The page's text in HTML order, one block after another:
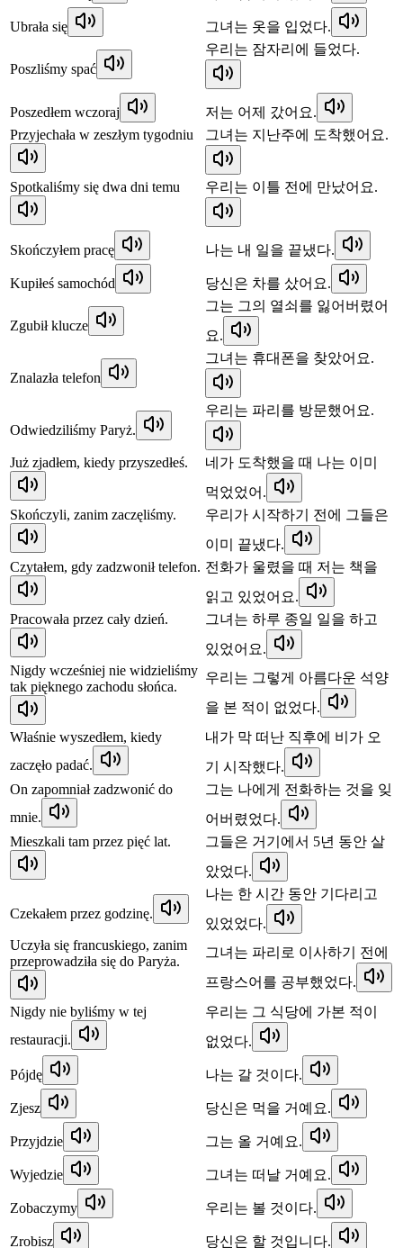
Ubrała się 그녀는 옷을 입었다.
Poszliśmy spać
우리는 잠자리에 들었다.
Poszedłem wczoraj
저는 어제 갔어요.
Przyjechała w zeszłym tygodniu
그녀는 지난주에 도착했어요.
Spotkaliśmy się dwa dni temu 우리는 이틀 전에 만났어요.
Skończyłem pracę 나는 내 일을 끝냈다.
Kupiłeś samochód 당신은 차를 샀어요.
Zgubił klucze
그는 그의 열쇠를 잃어버렸어
요.
Znalazła telefon
그녀는 휴대폰을 찾았어요.
Odwiedziliśmy Paryż.
우리는 파리를 방문했어요.
Już zjadłem, kiedy przyszedłeś.
네가 도착했을 때 나는 이미
먹었었어.
Skończyli, zanim zaczęliśmy.
우리가 시작하기 전에 그들은
이미 끝냈다.
Czytałem, gdy zadzwonił telefon. 전화가 울렸을 때 저는 책을
읽고 있었어요.
Pracowała przez cały dzień.
그녀는 하루 종일 일을 하고
있었어요.
Nigdy wcześniej nie widzieliśmy
tak pięknego zachodu słońca.
우리는 그렇게 아름다운 석양
을 본 적이 없었다.
Właśnie wyszedłem, kiedy
zaczęło padać.
내가 막 떠난 직후에 비가 오
기 시작했다.
On zapomniał zadzwonić do
mnie.
그는 나에게 전화하는 것을 잊
어버렸었다.
Mieszkali tam przez pięć lat.
그들은 거기에서 5년 동안 살
았었다.
Czekałem przez godzinę.
나는 한 시간 동안 기다리고
있었었다.
Uczyła się francuskiego, zanim
przeprowadziła się do Paryża.
그녀는 파리로 이사하기 전에
프랑스어를 공부했었다.
Nigdy nie byliśmy w tej
restauracji.
우리는 그 식당에 가본 적이
없었다.
Pójdę 나는 갈 것이다.
Zjesz 당신은 먹을 거예요.
Przyjdzie 그는 올 거예요.
Wyjedzie 그녀는 떠날 거예요.
Zobaczymy 우리는 볼 것이다.
Zrobisz 당신은 할 것입니다.